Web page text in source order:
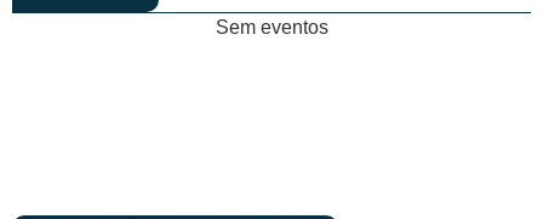
Sem eventos